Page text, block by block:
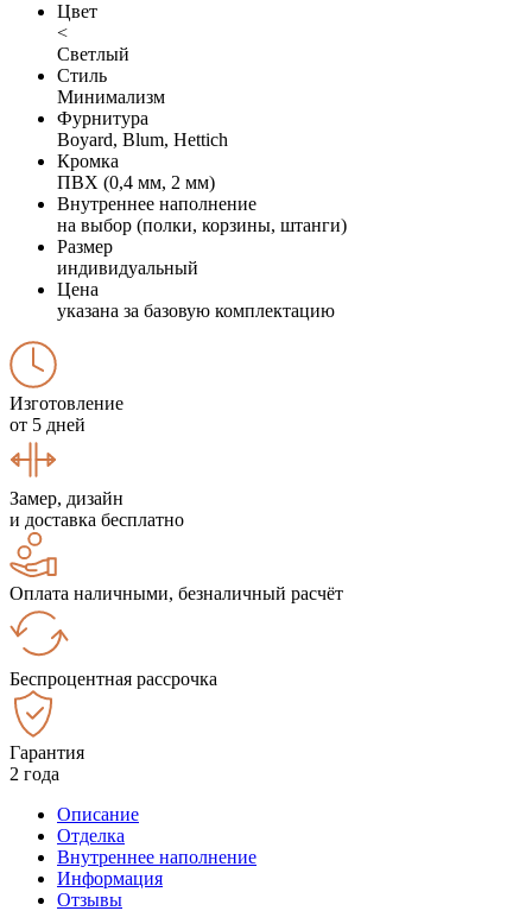
Цвет
<
Светлый
Стиль
Минимализм
Фурнитура
Boyard, Blum, Hettich
Кромка
ПВХ (0,4 мм, 2 мм)
Внутреннее наполнение
на выбор (полки, корзины, штанги)
Размер
индивидуальный
Цена
указана за базовую комплектацию
Изготовление
от 5 дней
Замер, дизайн
и доставка бесплатно
Оплата наличными, безналичный расчёт
Беспроцентная рассрочка
Гарантия
2 года
Описание
Отделка
Внутреннее наполнение
Информация
Отзывы